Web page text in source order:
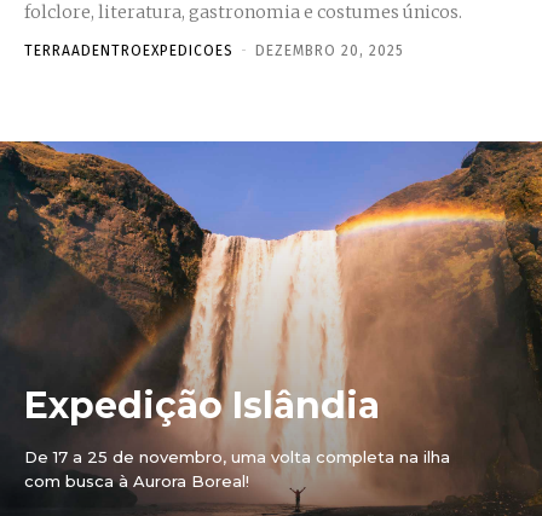
folclore, literatura, gastronomia e costumes únicos.
TERRAADENTROEXPEDICOES - DEZEMBRO 20, 2025
Expedição Islândia
De 17 a 25 de novembro, uma volta completa na ilha
com busca à Aurora Boreal!